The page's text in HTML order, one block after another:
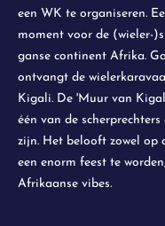
een WK te organiseren.
moment voor de (wieler-
ganse continent Afrika.
ontvangt de
Kigali. De 'Muur van
één van de
zijn. Het belooft zowel op
een enorm feest te
Afrikaanse vibes.